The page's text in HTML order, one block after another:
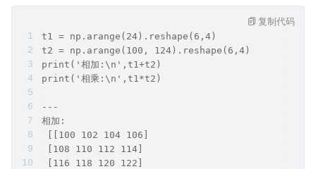
t1 = np.arange(24).reshape(6,4)
t2 = np.arange(100, 124).reshape(6,4)
print('相加:\n',t1+t2)
print('相乘:\n',t1*t2)
---
相加:
[[100 102 104 106]
[108 110 112 114]
[116 118 120 122]
复制代码